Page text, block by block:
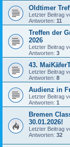
Oldtimer
Letzter Beitrag
Antworten: 11
Treffen der
2026
Letzter Beitrag
Antworten: 3
43.
Letzter Beitrag
Antworten: 8
Audienz in
Letzter Beitrag
Antworten: 1
Bremen
30.01.2026!
Letzter Beitrag
Antworten: 32